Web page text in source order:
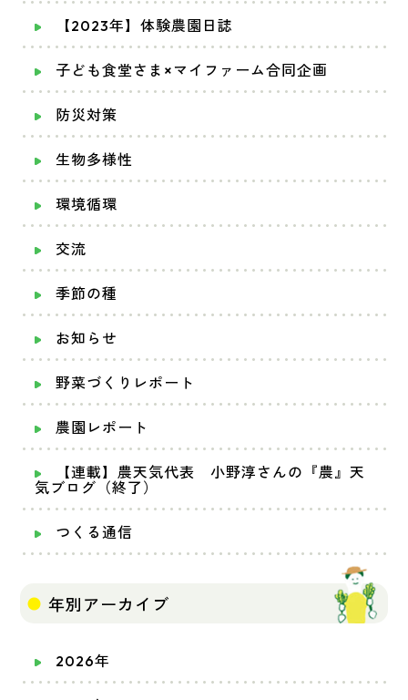
【2023年】体験農園日誌
子ども食堂さま×マイファーム合同企画
防災対策
生物多様性
環境循環
交流
季節の種
お知らせ
野菜づくりレポート
農園レポート
【連載】農天気代表 小野淳さんの『農』天
気ブログ（終了）
つくる通信
年別アーカイブ
2026年